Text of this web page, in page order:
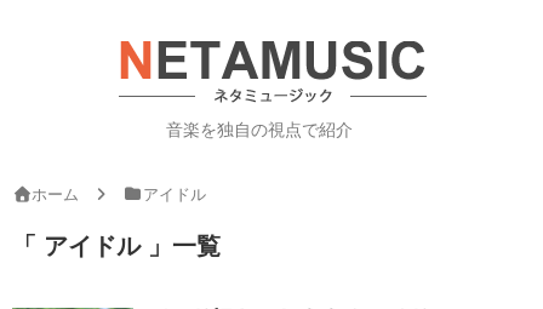
音楽を独自の視点で紹介
ホーム アイドル
「 アイドル 」一覧